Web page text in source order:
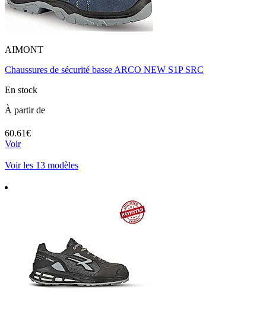
AIMONT
Chaussures de sécurité basse ARCO NEW S1P SRC
En stock
À partir de
60.61€
Voir
Voir les 13 modèles